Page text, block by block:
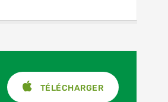
TÉLÉCHARGER